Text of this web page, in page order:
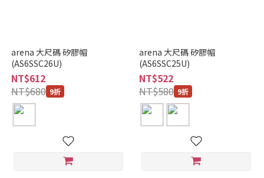
arena 大尺碼 矽膠帽
(AS6SSC26U)
NT$612
NT$680 9折
arena 大尺碼 矽膠帽
(AS6SSC25U)
NT$522
NT$580 9折